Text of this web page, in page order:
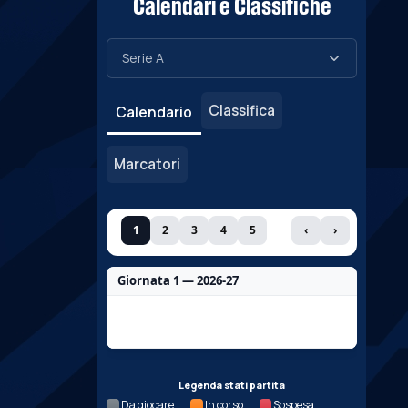
Calendari e Classifiche
Calendario Classifica
Marcatori
1 2 3 4 5 ‹ ›
Giornata 1 — 2026-27
Legenda stati partita
Da giocare In corso Sospesa